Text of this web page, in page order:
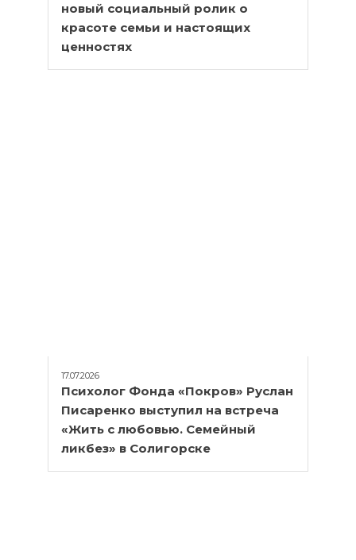
новый социальный ролик о
красоте семьи и настоящих
ценностях
17.07.2026
Психолог Фонда «Покров» Руслан
Писаренко выступил на встреча
«Жить с любовью. Семейный
ликбез» в Солигорске